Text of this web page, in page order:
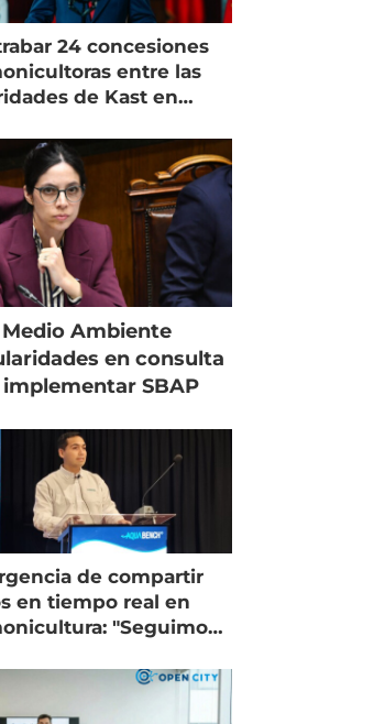
24 concesiones
entre las
de Kast en
Ambiente
en consulta
SBAP
de compartir
en tiempo real en
"Seguimos